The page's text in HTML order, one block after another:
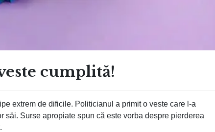
cumplită!
extrem de dificile. Politicianul a primit o veste care l-a
Surse apropiate spun că este vorba despre pierderea